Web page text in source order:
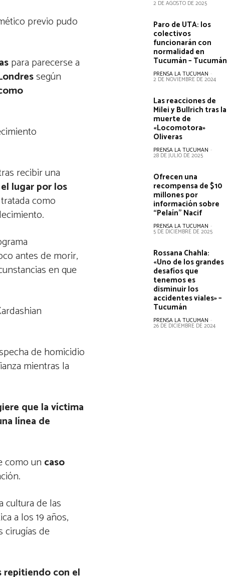
previo pudo
para parecerse a
según
recibir una
lugar por los
como
antes de morir,
en que
de homicidio
mientras la
que la víctima
línea de
como un caso
cultura de las
a los 19 años,
cirugías de
repitiendo con el
2 DE AGOSTO DE 2025
Paro de UTA: los
colectivos
funcionarán con
normalidad en
Tucumán – Tucumán
PRENSA LA TUCUMAN -
2 DE NOVIEMBRE DE 2024
Las reacciones de
Milei y Bullrich tras la
muerte de
«Locomotora»
Oliveras
PRENSA LA TUCUMAN -
28 DE JULIO DE 2025
Ofrecen una
recompensa de $10
millones por
información sobre
“Pelaín” Nacif
PRENSA LA TUCUMAN -
5 DE DICIEMBRE DE 2025
Rossana Chahla:
«Uno de los grandes
desafíos que
tenemos es
disminuir los
accidentes viales» –
Tucumán
PRENSA LA TUCUMAN -
26 DE DICIEMBRE DE 2024